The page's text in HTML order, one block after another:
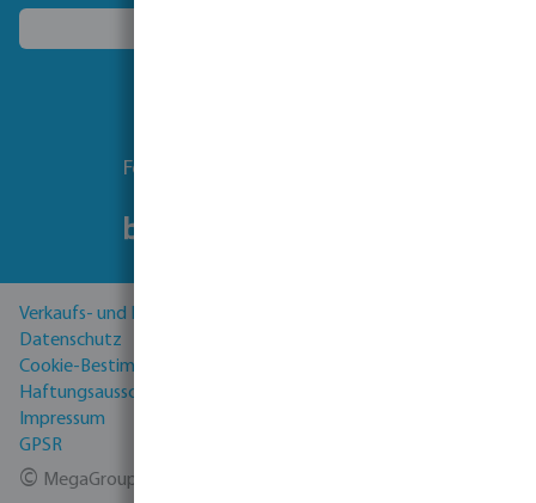
Folgen Sie uns
Verkaufs- und Lieferbedingungen
Datenschutz
Cookie-Bestimmungen
Haftungsausschluss
Impressum
GPSR
© MegaGroup Trade 2026